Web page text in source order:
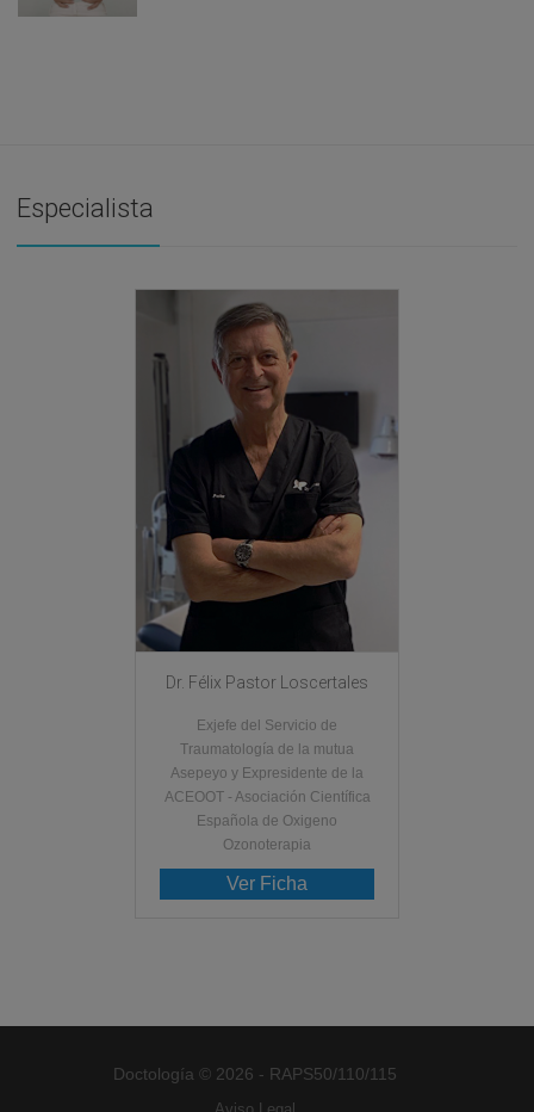
Especialista
Dr. Félix Pastor Loscertales
Exjefe del Servicio de
Traumatología de la mutua
Asepeyo y Expresidente de la
ACEOOT - Asociación Científica
Española de Oxigeno
Ozonoterapia
Ver Ficha
Doctología © 2026 - RAPS50/110/115